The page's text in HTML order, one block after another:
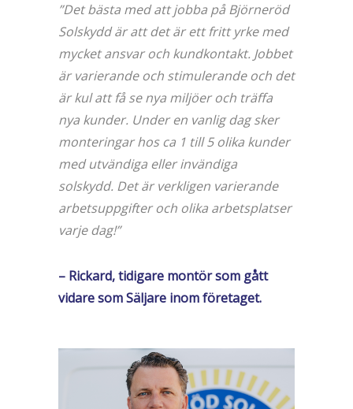
”Det bästa med att jobba på Björneröd
Solskydd är att det är ett fritt yrke med
mycket ansvar och kundkontakt. Jobbet
är varierande och stimulerande och det
är kul att få se nya miljöer och träffa
nya kunder. Under en vanlig dag sker
monteringar hos ca 1 till 5 olika kunder
med utvändiga eller invändiga
solskydd. Det är verkligen varierande
arbetsuppgifter och olika arbetsplatser
varje dag!”
– Rickard, tidigare montör som gått
vidare som Säljare inom företaget.